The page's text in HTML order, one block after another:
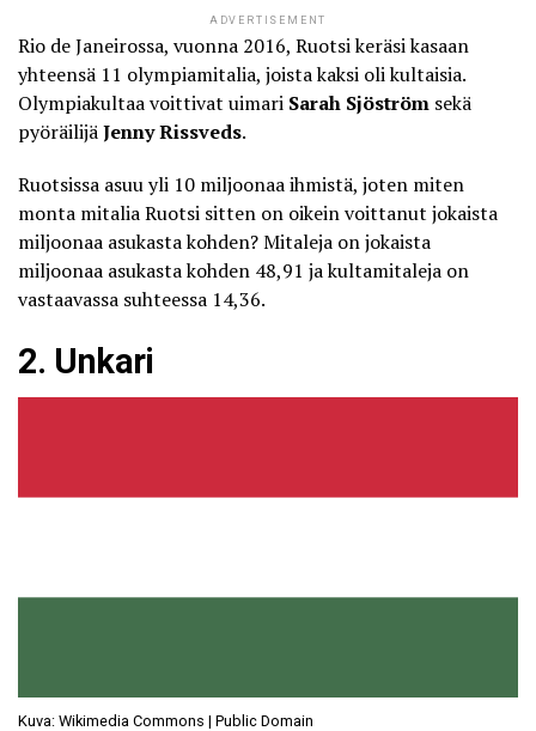
ADVERTISEMENT
Rio de Janeirossa, vuonna 2016, Ruotsi keräsi kasaan
yhteensä 11 olympiamitalia, joista kaksi oli kultaisia.
Olympiakultaa voittivat uimari Sarah Sjöström sekä
pyöräilijäJenny Rissveds.
Ruotsissa asuu yli 10 miljoonaa ihmistä, joten miten
monta mitalia Ruotsi sitten on oikein voittanut jokaista
miljoonaa asukasta kohden? Mitaleja on jokaista
miljoonaa asukasta kohden 48,91 ja kultamitaleja on
vastaavassa suhteessa 14,36.
2. Unkari
Kuva: Wikimedia Commons | Public Domain